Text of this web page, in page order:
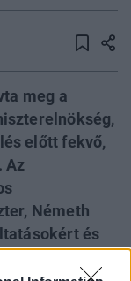
meg a
előtt fekvő,
Az
Németh
és